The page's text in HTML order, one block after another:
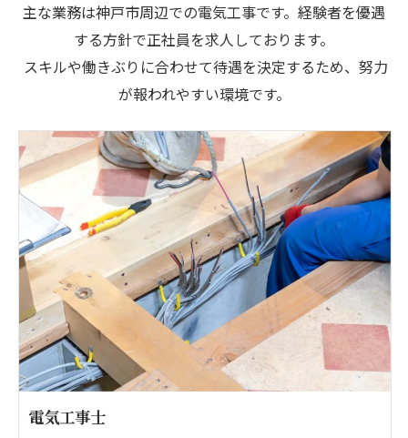
主な業務は神戸市周辺での電気工事です。経験者を優遇
する方針で正社員を求人しております。
スキルや働きぶりに合わせて待遇を決定するため、努力
が報われやすい環境です。
電気工事士